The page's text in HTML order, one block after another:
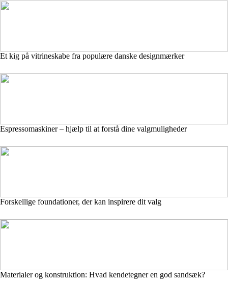
Et kig på vitrineskabe fra populære danske designmærker
Espressomaskiner – hjælp til at forstå dine valgmuligheder
Forskellige foundationer, der kan inspirere dit valg
Materialer og konstruktion: Hvad kendetegner en god sandsæk?